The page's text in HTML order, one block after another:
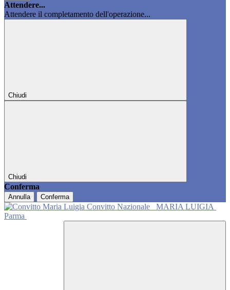
Attendere...
Attendere il completamento dell'operazione...
Chiudi
Chiudi
Conferma
Annulla Conferma
Convitto Nazionale
MARIA LUIGIA
Parma